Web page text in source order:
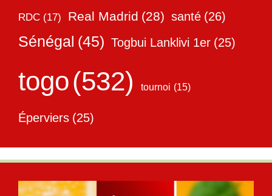
RDC (17) Real Madrid (28) santé (26)
Sénégal (45) Togbui Lanklivi 1er (25)
togo(532) tournoi (15)
Éperviers (25)